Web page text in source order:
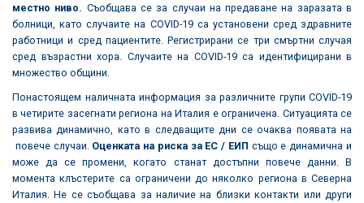
местно ниво. Съобщава се за случаи на предаване на заразата в
болници, като случаите на COVID-19 са установени сред здравните
работници и сред пациентите. Регистрирани се три смъртни случая
сред възрастни хора. Случаите на COVID-19 са идентифицирани в
множество общини.
Понастоящем наличната информация за различните групи COVID-19
в четирите засегнати региона на Италия е ограничена. Ситуацията се
развива динамично, като в следващите дни се очаква появата на
повече случаи. Оценката на риска за ЕС / ЕИП също е динамична и
може да се промени, когато станат достъпни повече данни. В
момента клъстерите са ограничени до няколко региона в Северна
Италия. Не се съобщава за наличие на близки контакти или други